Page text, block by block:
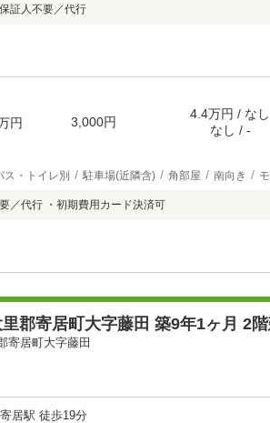
証人不要／代行
円 3,000円
4.4万円 / なし
なし / -
ス・トイレ別 駐車場(近隣含) 角部屋 南向き
／代行 ・初期費用カード決済可
郡寄居町大字藤田 築9年1ヶ月 2
寄居町大字藤田
居駅 徒歩19分